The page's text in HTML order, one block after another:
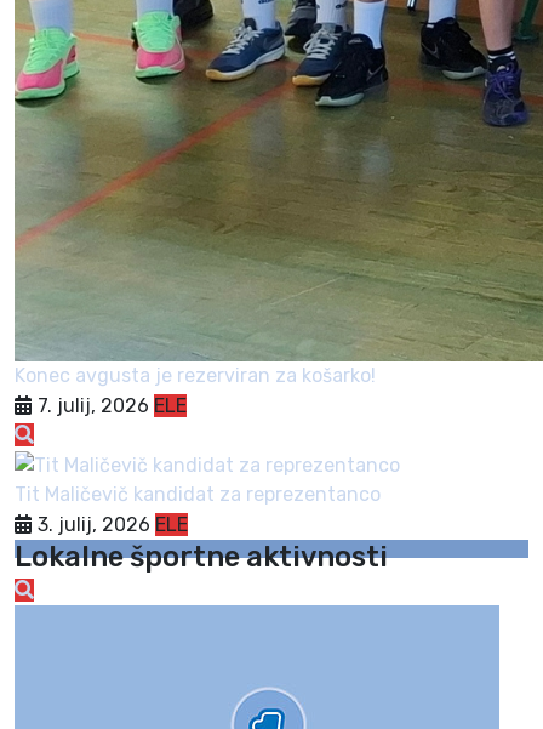
Konec avgusta je rezerviran za košarko!
7. julij, 2026 ELE
Tit Maličevič kandidat za reprezentanco
3. julij, 2026 ELE
Lokalne športne aktivnosti